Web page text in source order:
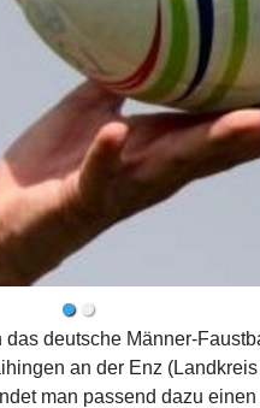
deutsche Männer-
an der Enz
man passend dazu einen